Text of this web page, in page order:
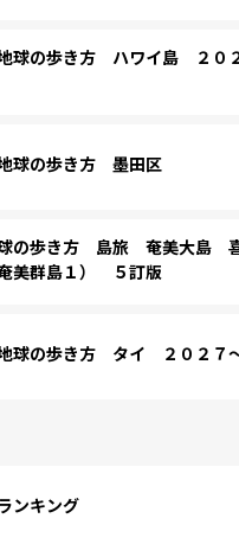
球の歩き方 ハワイ島 ２０
球の歩き方 墨田区
の歩き方 島旅 奄美大島
美群島１） ５訂版
球の歩き方 タイ ２０２７
ンキング